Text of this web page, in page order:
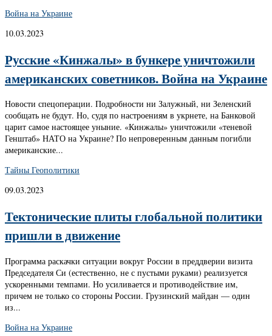
Война на Украине
10.03.2023
Русские «Кинжалы» в бункере уничтожили
американских советников. Война на Украине
Новости спецоперации. Подробности ни Залужный, ни Зеленский
сообщать не будут. Но, судя по настроениям в укрнете, на Банковой
царит самое настоящее уныние. «Кинжалы» уничтожили «теневой
Генштаб» НАТО на Украине? По непроверенным данным погибли
американские...
Тайны Геополитики
09.03.2023
Тектонические плиты глобальной политики
пришли в движение
Программа раскачки ситуации вокруг России в преддверии визита
Председателя Си (естественно, не с пустыми руками) реализуется
ускоренными темпами. Но усиливается и противодействие им,
причем не только со стороны России. Грузинский майдан — один
из...
Война на Украине